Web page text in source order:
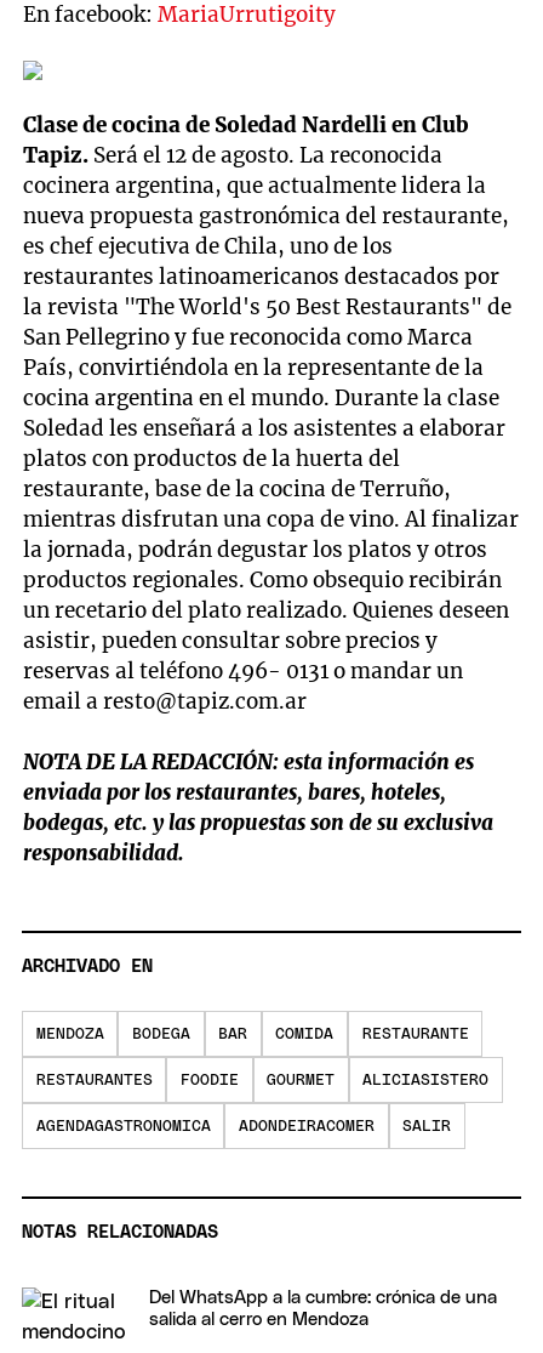
En facebook:MariaUrrutigoity
Clase de cocina de Soledad Nardelli en Club
Tapiz. Será el 12 de agosto. La reconocida
cocinera argentina, que actualmente lidera la
nueva propuesta gastronómica del restaurante,
es chef ejecutiva de Chila, uno de los
restaurantes latinoamericanos destacados por
la revista "The World's 50 Best Restaurants" de
San Pellegrino y fue reconocida como Marca
País, convirtiéndola en la representante de la
cocina argentina en el mundo. Durante la clase
Soledad les enseñará a los asistentes a elaborar
platos con productos de la huerta del
restaurante, base de la cocina de Terruño,
mientras disfrutan una copa de vino. Al finalizar
la jornada, podrán degustar los platos y otros
productos regionales. Como obsequio recibirán
un recetario del plato realizado. Quienes deseen
asistir, pueden consultar sobre precios y
reservas al teléfono 496- 0131 o mandar un
email aresto@tapiz.com.ar
NOTA DE LA REDACCIÓN:esta información es
enviada por los restaurantes, bares, hoteles,
bodegas, etc. y las propuestas son de su exclusiva
responsabilidad.
ARCHIVADO EN
MENDOZA BODEGA BAR COMIDA RESTAURANTE
RESTAURANTES FOODIE GOURMET ALICIASISTERO
AGENDAGASTRONOMICA ADONDEIRACOMER SALIR
NOTAS RELACIONADAS
Del WhatsApp a la cumbre: crónica de una
salida al cerro en Mendoza